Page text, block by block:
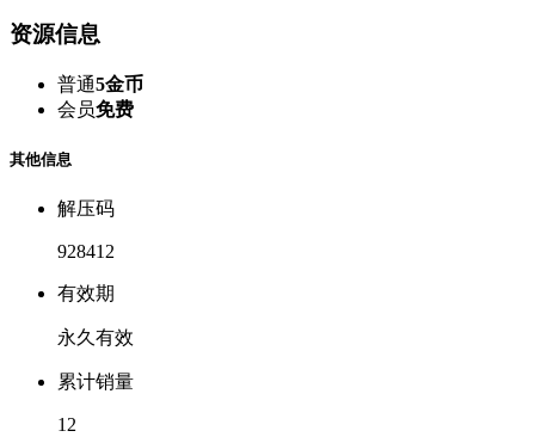
资源信息
普通5金币
会员免费
其他信息
解压码
928412
有效期
永久有效
累计销量
12